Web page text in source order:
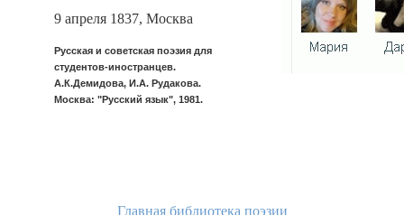
9 апреля 1837, Москва
Русская и советская поэзия для
студентов-иностранцев.
А.К.Демидова, И.А. Рудакова.
Москва: "Русский язык", 1981.
Главная библиотека поэзии